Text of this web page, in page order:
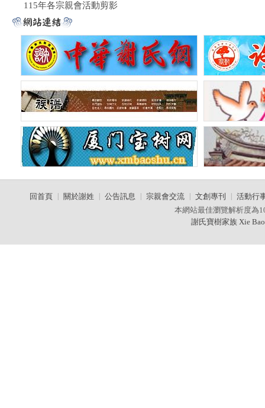
115年各宗親會活動剪影
回首頁 關於謝姓 公告訊息 宗親會交流 文創專刊
活動行
本網站最佳瀏覽解析度為
謝氏寶樹家族 Xie